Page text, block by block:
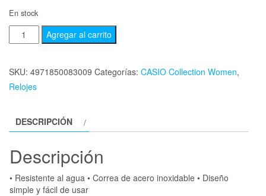
En stock
Agregar al carrito
SKU: 4971850083009 Categorías: CASIO Collection Women,
Relojes
DESCRIPCIÓN
Descripción
• Resistente al agua • Correa de acero inoxidable • Diseño
simple y fácil de usar